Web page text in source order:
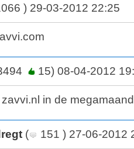
) 29-03-2012 22:25
15) 08-04-2012
in de
( 151 ) 27-06-2012